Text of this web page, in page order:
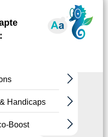
accueille tous les
et bienfaisante,
Les couleurs de
frontières : Venise,
Arcachon ou encore
le club organise La
nautique sur la Marne
sur-Marne, avec plus
Marne & Joinville,
et adhésions sur